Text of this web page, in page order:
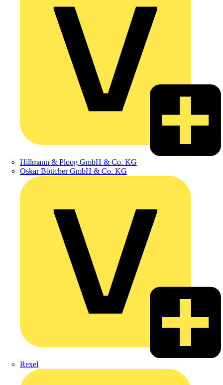
Hillmann & Ploog GmbH & Co. KG
Oskar Böttcher GmbH & Co. KG
Rexel